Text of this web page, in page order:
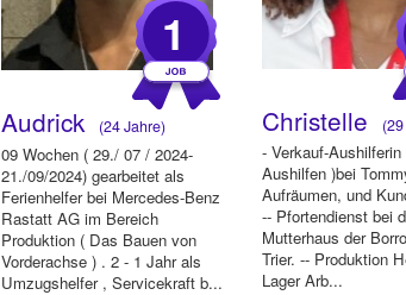
1
Audrick (24 Jahre)
09 Wochen ( 29./ 07 / 2024-
21./09/2024) gearbeitet als
Ferienhelfer bei Mercedes-Benz
Rastatt AG im Bereich
Produktion ( Das Bauen von
Vorderachse ) . 2 - 1 Jahr als
Umzugshelfer , Servicekraft b...
Christelle
- Verkauf-
Aushilfen )bei
Aufräumen, und
-- Pfortendienst bei
Mutterhaus der
Trier. -- Produktion
Lager Arb...